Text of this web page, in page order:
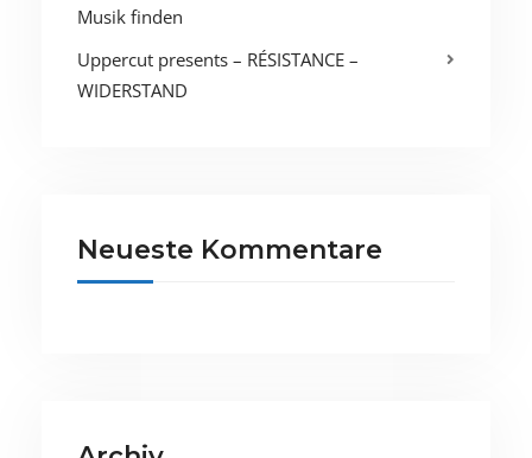
Musik finden
Uppercut presents – RÉSISTANCE –
WIDERSTAND
Neueste Kommentare